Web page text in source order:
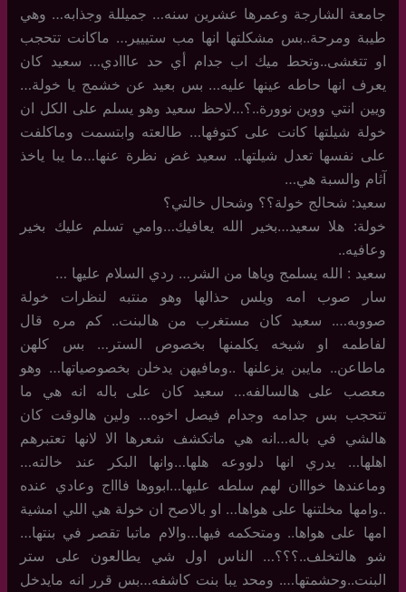
جامعة الشارجة وعمرها عشرين سنه… جميللة وجذابه… وهي
طيبة ومرحة..بس مشكلتها انها مب ستييير… ماكانت تتحجب
او تتغشى..وتحط ميك اب جدام أي حد عااادي… سعيد كان
يعرف انها حاطه عينها عليه… بس بعيد عن خشمج يا خولة…
ويين انتي ووين نوورة..؟…لاحظ سعيد وهو يسلم على الكل ان
خولة شيلتها كانت على كتوفها… طالعته وابتسمت وماكلفت
على نفسها تعدل شيلتها.. سعيد غض نظرة عنها…ما يبا ياخذ
آثام والسبة هي…
سعيد: شحالج خولة؟؟ وشحال خالتي؟
خولة: هلا سعيد…بخير الله يعافيك…وامي تسلم عليك بخير
وعافيه..
سعيد : الله يسلمج وياها من الشر… ردي السلام عليها …
سار صوب امه ويلس حذالها وهو منتبه لنظرات خولة
صووبه…. سعيد كان مستغرب من هالبنت.. كم مره قال
لفاطمه او شيخه يكلمنها بخصوص الستر… بس كلهن
ماطاعن.. مايبن يزعلنها ..ومافيهن يدخلن بخصوصياتها… وهو
معصب على هالسالفه… سعيد كان على باله انه هي ما
تتحجب بس جدامه وجدام فيصل اخوه… ولين هالوقت كان
هالشي في باله…انه هي ماتكشف شعرها الا لانها تعتبرهم
اهلها… يدري انها دلووعه هلها…وانها البكر عند خالته…
وماعندها خوااان لهم سلطه عليها…ابووها فاااج وعادي عنده
..وامها مخلتنها على هواها… او بالاصح ان خولة هي اللي امشية
امها على هواها.. ومتحكمه فيها…والام ماتبا تقصر في بنتها…
شو هالتخلف..؟؟؟… الناس اول شي يطالعون على ستر
البنت..وحشمتها…. ومحد يبا بنت كاشفه…بس قرر انه مايدخل